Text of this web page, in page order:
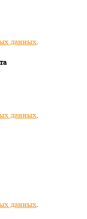
данных
данных
данных